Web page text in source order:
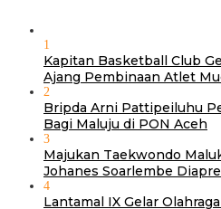
1
Kapitan Basketball Club
Ajang Pembinaan Atlet
2
Bripda Arni Pattipeiluhu
Bagi Maluju di PON Aceh
3
Majukan Taekwondo
Johanes Soarlembe
4
Lantamal IX Gelar